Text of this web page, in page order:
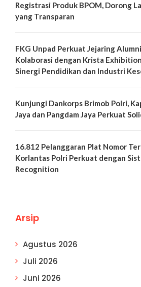
Registrasi Produk BPOM, Dorong
yang Transparan
FKG Unpad Perkuat Jejaring
Kolaborasi dengan Krista
Sinergi Pendidikan dan Industri
Kunjungi Dankorps Brimob Polri,
Jaya dan Pangdam Jaya Perkuat
16.812 Pelanggaran Plat Nomor
Korlantas Polri Perkuat dengan
Recognition
Arsip
Agustus 2026
Juli 2026
Juni 2026